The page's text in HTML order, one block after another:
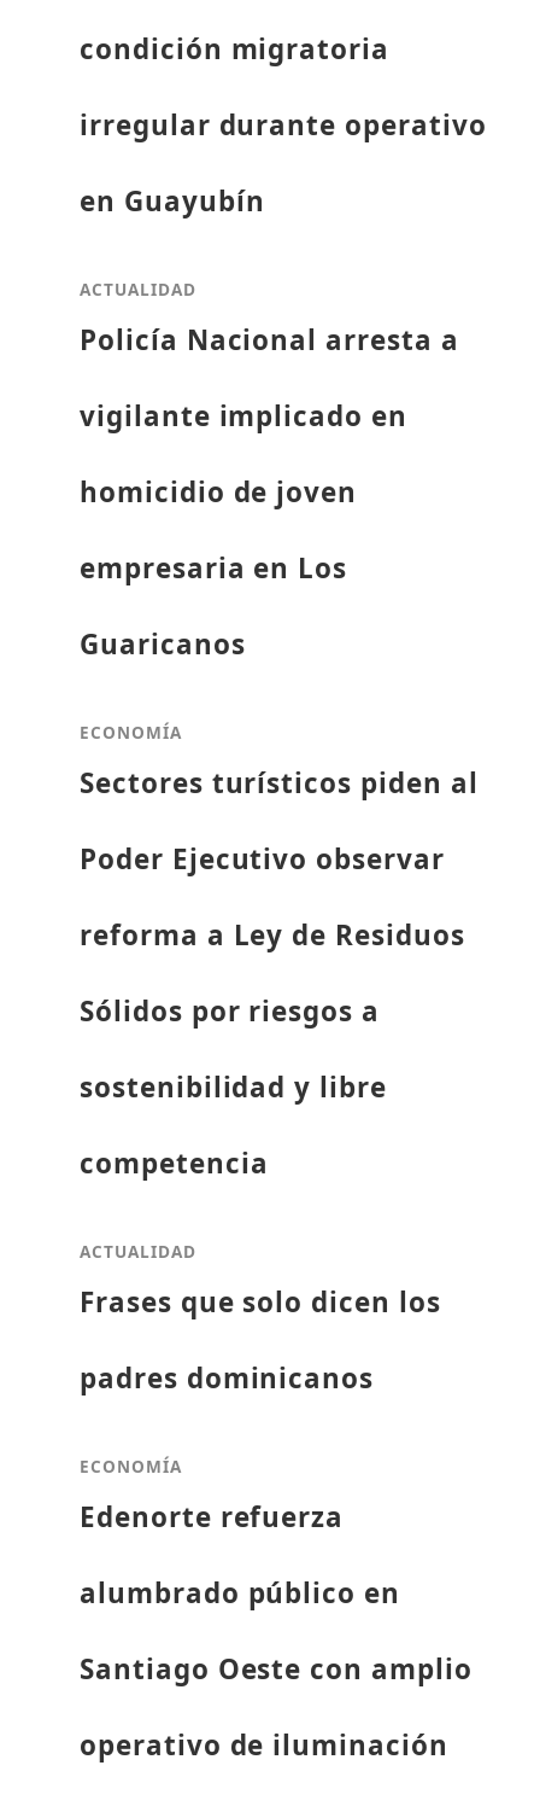
condición migratoria
irregular durante operativo
en Guayubín
ACTUALIDAD
Policía Nacional arresta a
vigilante implicado en
homicidio de joven
empresaria en Los
Guaricanos
ECONOMÍA
Sectores turísticos piden al
Poder Ejecutivo observar
reforma a Ley de Residuos
Sólidos por riesgos a
sostenibilidad y libre
competencia
ACTUALIDAD
Frases que solo dicen los
padres dominicanos
ECONOMÍA
Edenorte refuerza
alumbrado público en
Santiago Oeste con amplio
operativo de iluminación